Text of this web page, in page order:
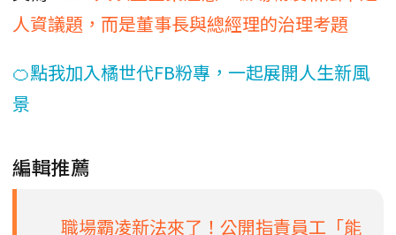
人資議題，而是董事長與總經理的治理考題
🍊點我加入橘世代FB粉專，一起展開人生新風
景
編輯推薦
職場霸凌新法來了！公開指責員工「能